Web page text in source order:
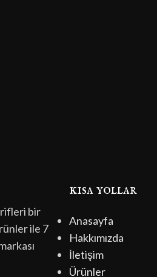
bir
ile 7
kısa yollar
Anasayfa
Hakkımızda
İletişim
Ürünler